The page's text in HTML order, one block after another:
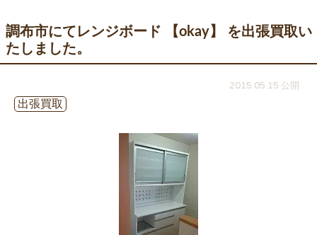
調布市にてレンジボード 【okay】 を出張買取い
たしました。
2015.05.15 公開
出張買取